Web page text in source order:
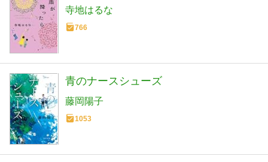
寺地はるな
766
青のナースシューズ
藤岡陽子
1053